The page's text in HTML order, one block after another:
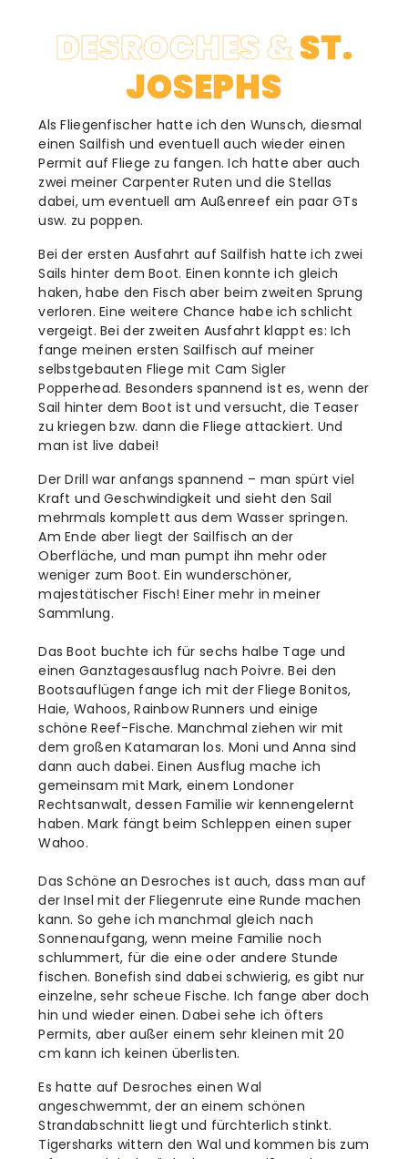
DESROCHES &ST.
JOSEPHS
Als Fliegenfischer hatte ich den Wunsch, diesmal
einen Sailfish und eventuell auch wieder einen
Permit auf Fliege zu fangen. Ich hatte aber auch
zwei meiner Carpenter Ruten und die Stellas
dabei, um eventuell am Außenreef ein paar GTs
usw. zu poppen.
Bei der ersten Ausfahrt auf Sailfish hatte ich zwei
Sails hinter dem Boot. Einen konnte ich gleich
haken, habe den Fisch aber beim zweiten Sprung
verloren. Eine weitere Chance habe ich schlicht
vergeigt. Bei der zweiten Ausfahrt klappt es: Ich
fange meinen ersten Sailfisch auf meiner
selbstgebauten Fliege mit Cam Sigler
Popperhead. Besonders spannend ist es, wenn der
Sail hinter dem Boot ist und versucht, die Teaser
zu kriegen bzw. dann die Fliege attackiert. Und
man ist live dabei!
Der Drill war anfangs spannend – man spürt viel
Kraft und Geschwindigkeit und sieht den Sail
mehrmals komplett aus dem Wasser springen.
Am Ende aber liegt der Sailfisch an der
Oberfläche, und man pumpt ihn mehr oder
weniger zum Boot. Ein wunderschöner,
majestätischer Fisch! Einer mehr in meiner
Sammlung.
Das Boot buchte ich für sechs halbe Tage und
einen Ganztagesausflug nach Poivre. Bei den
Bootsauflügen fange ich mit der Fliege Bonitos,
Haie, Wahoos, Rainbow Runners und einige
schöne Reef-Fische. Manchmal ziehen wir mit
dem großen Katamaran los. Moni und Anna sind
dann auch dabei. Einen Ausflug mache ich
gemeinsam mit Mark, einem Londoner
Rechtsanwalt, dessen Familie wir kennengelernt
haben. Mark fängt beim Schleppen einen super
Wahoo.
Das Schöne an Desroches ist auch, dass man auf
der Insel mit der Fliegenrute eine Runde machen
kann. So gehe ich manchmal gleich nach
Sonnenaufgang, wenn meine Familie noch
schlummert, für die eine oder andere Stunde
fischen. Bonefish sind dabei schwierig, es gibt nur
einzelne, sehr scheue Fische. Ich fange aber doch
hin und wieder einen. Dabei sehe ich öfters
Permits, aber außer einem sehr kleinen mit 20
cm kann ich keinen überlisten.
Es hatte auf Desroches einen Wal
angeschwemmt, der an einem schönen
Strandabschnitt liegt und fürchterlich stinkt.
Tigersharks wittern den Wal und kommen bis zum